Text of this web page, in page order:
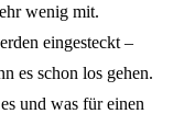
wenig mit.
eingesteckt –
es schon los gehen.
und was für einen